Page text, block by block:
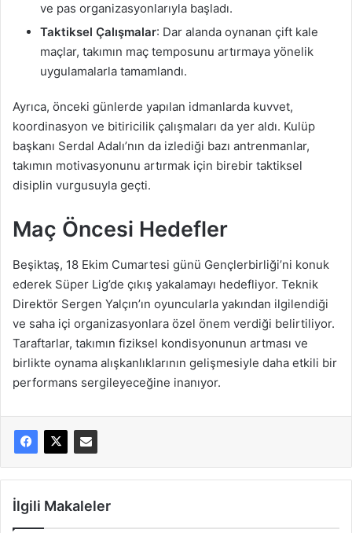
ve pas organizasyonlarıyla başladı.
Taktiksel Çalışmalar: Dar alanda oynanan çift kale
maçlar, takımın maç temposunu artırmaya yönelik
uygulamalarla tamamlandı.
Ayrıca, önceki günlerde yapılan idmanlarda kuvvet,
koordinasyon ve bitiricilik çalışmaları da yer aldı. Kulüp
başkanı Serdal Adalı’nın da izlediği bazı antrenmanlar,
takımın motivasyonunu artırmak için birebir taktiksel
disiplin vurgusuyla geçti.
Maç Öncesi Hedefler
Beşiktaş, 18 Ekim Cumartesi günü Gençlerbirliği’ni konuk
ederek Süper Lig’de çıkış yakalamayı hedefliyor. Teknik
Direktör Sergen Yalçın’ın oyuncularla yakından ilgilendiği
ve saha içi organizasyonlara özel önem verdiği belirtiliyor.
Taraftarlar, takımın fiziksel kondisyonunun artması ve
birlikte oynama alışkanlıklarının gelişmesiyle daha etkili bir
performans sergileyeceğine inanıyor.
İlgili Makaleler